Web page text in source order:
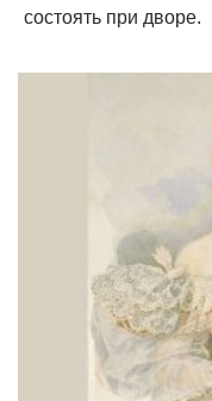
состоять при дворе.